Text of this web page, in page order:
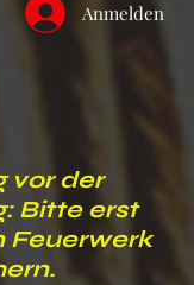
Anmelden
vor der
Bitte erst
Feuerwerk